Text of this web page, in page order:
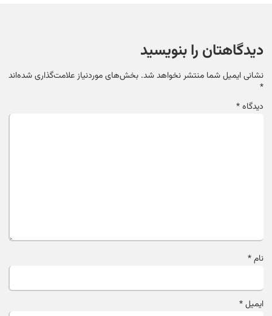
دیدگاهتان را بنویسید
نشانی ایمیل شما منتشر نخواهد شد. بخش‌های موردنیاز علامت‌گذاری شده‌اند
*
دیدگاه*
نام*
ایمیل*